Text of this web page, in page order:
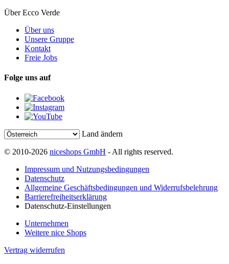
Über Ecco Verde
Über uns
Unsere Gruppe
Kontakt
Freie Jobs
Folge uns auf
Land ändern
© 2010-2026 niceshops GmbH - All rights reserved.
Impressum und Nutzungsbedingungen
Datenschutz
Allgemeine Geschäftsbedingungen und Widerrufsbelehrung
Barrierefreiheitserklärung
Datenschutz-Einstellungen
Unternehmen
Weitere nice Shops
Vertrag widerrufen